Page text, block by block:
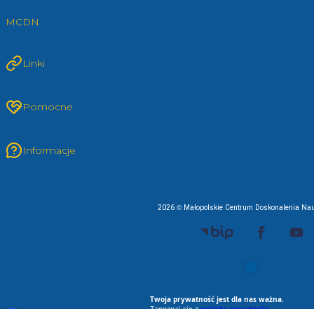
MCDN
Linki
Pomocne
Informacje
2026 © Małopolskie Centrum Doskonalenia
Twoja prywatność jest dla nas ważna.